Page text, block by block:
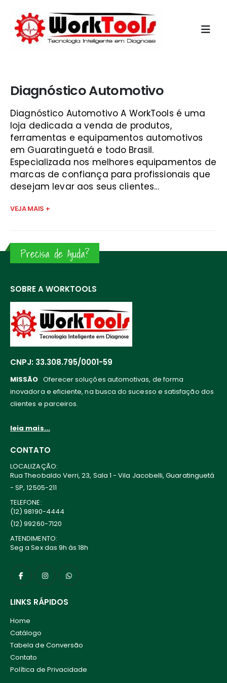
Diagnóstico Automotivo
Diagnóstico Automotivo A WorkTools é uma
loja dedicada a venda de produtos,
ferramentas e equipamentos automotivos
em Guaratinguetá e todo Brasil.
Especializada nos melhores equipamentos de
marcas de confiança para profissionais que
desejam levar aos seus clientes...
VEJA MAIS +
Precisa de Ajuda?
SOBRE A WORKTOOLS
CNPJ: 33.308.795/0001-59
MISSÃO Oferecer soluções automotivas, de forma
inovadora e eficiente, na busca do sucesso e satisfação dos
clientes e parceiros.
leia mais...
CONTATO
LOCALIZAÇÃO:
Rua Theobaldo Verri, 23, Sala 1 - Vila Jacobelli, Guaratinguetá
- SP, 12505-211
TELEFONE:
(12) 98190-4444
(12) 99260-7120
ATENDIMENTO:
Seg a Sex das 9h às 18h
LINKS RÁPIDOS
Home
Catálogo
Tabela de Conversão
Contato
Política de Privacidade